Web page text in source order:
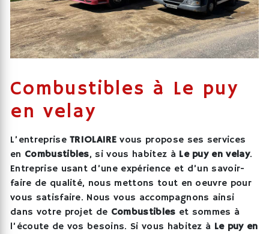
Combustibles à Le puy
en velay
L’entrepriseTRIOLAIRE vous propose ses services
en Combustibles, si vous habitez à Le puy en velay.
Entreprise usant d’une expérience et d’un savoir-
faire de qualité, nous mettons tout en oeuvre pour
vous satisfaire. Nous vous accompagnons ainsi
dans votre projet de Combustibles et sommes à
l’écoute de vos besoins. Si vous habitez à Le puy en